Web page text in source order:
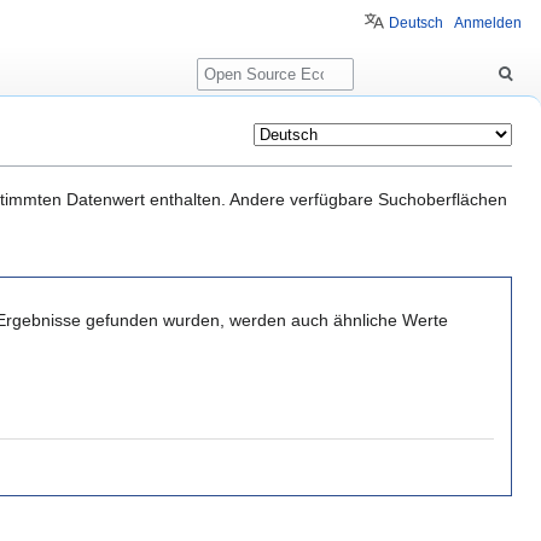
Datenwert enthalten. Andere verfügbare Suchoberflächen
gefunden wurden, werden auch ähnliche Werte
Deutsch Anmelden
Suche